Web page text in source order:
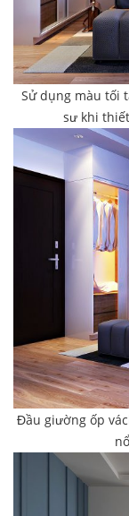
Sử dụng màu tối
sư khi
Đầu giường ốp